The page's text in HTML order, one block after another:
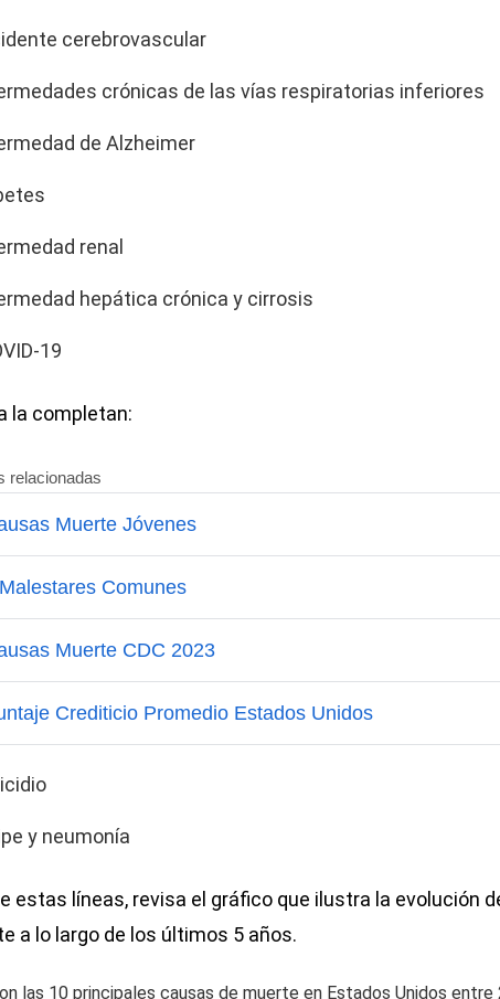
cerebrovascular
crónicas de las vías respiratorias inferiores
de Alzheimer
renal
hepática crónica y cirrosis
19
la completan:
y neumonía
estas líneas, revisa el gráfico que ilustra la evolución
a lo largo de los últimos 5 años.